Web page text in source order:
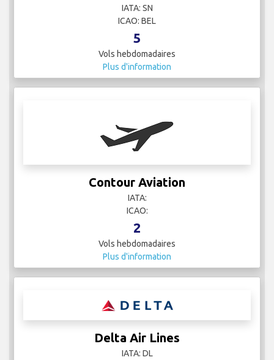
IATA: SN
ICAO: BEL
5
Vols hebdomadaires
Plus d'information
Contour Aviation
IATA:
ICAO:
2
Vols hebdomadaires
Plus d'information
Delta Air Lines
IATA: DL